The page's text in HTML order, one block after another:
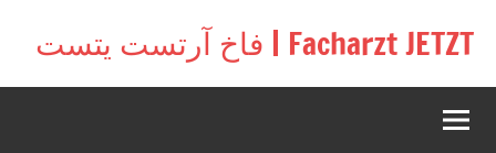
Facharzt JETZT | فاخ آرتست يتست
Free
interactive
community
for